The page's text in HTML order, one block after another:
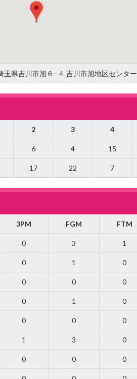
玉県吉川市旭６−４ 吉川市旭地区センター
2 3 4
6 4 15
17 22 7
3PM FGM FTM
0 3 1
0 1 0
0 0 0
0 1 0
0 0 0
1 3 0
0 0 0